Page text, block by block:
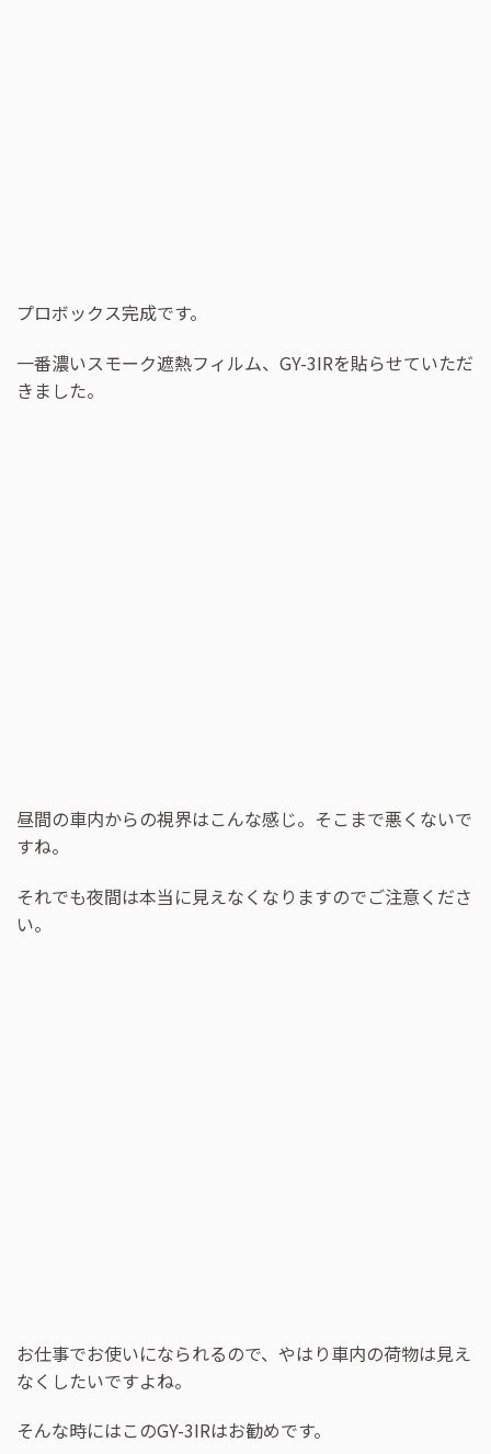
プロボックス完成です。
一番濃いスモーク遮熱フィルム、GY-3IRを貼らせていただ
きました。
昼間の車内からの視界はこんな感じ。そこまで悪くないで
すね。
それでも夜間は本当に見えなくなりますのでご注意くださ
い。
お仕事でお使いになられるので、やはり車内の荷物は見え
なくしたいですよね。
そんな時にはこのGY-3IRはお勧めです。